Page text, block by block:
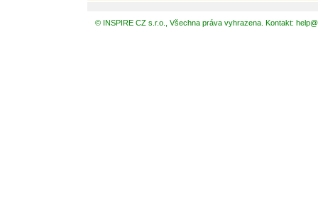
© INSPIRE CZ s.r.o., Všechna práva vyhrazena. Kontakt: